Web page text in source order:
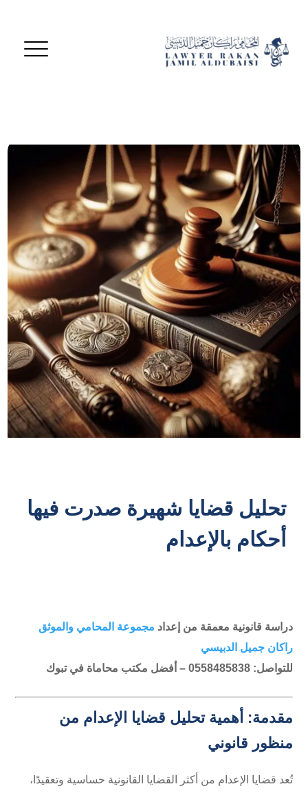
تحليل قضايا شهيرة صدرت فيها
أحكام بالإعدام
دراسة قانونية معمقة من إعداد مجموعة المحامي والموثق
راكان جميل الدبيسي
للتواصل: 0558485838 – أفضل مكتب محاماة في تبوك
مقدمة: أهمية تحليل قضايا الإعدام من
منظور قانوني
تُعد قضايا الإعدام من أكثر القضايا القانونية حساسية وتعقيدًا،